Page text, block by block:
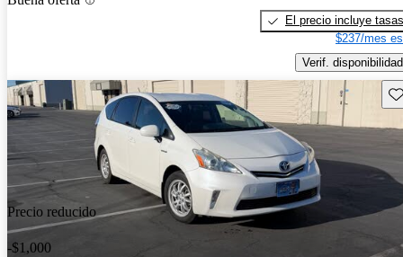
El precio incluye tasas
$237/mes
Verif. disponibilidad
Precio reducido
-$1,000